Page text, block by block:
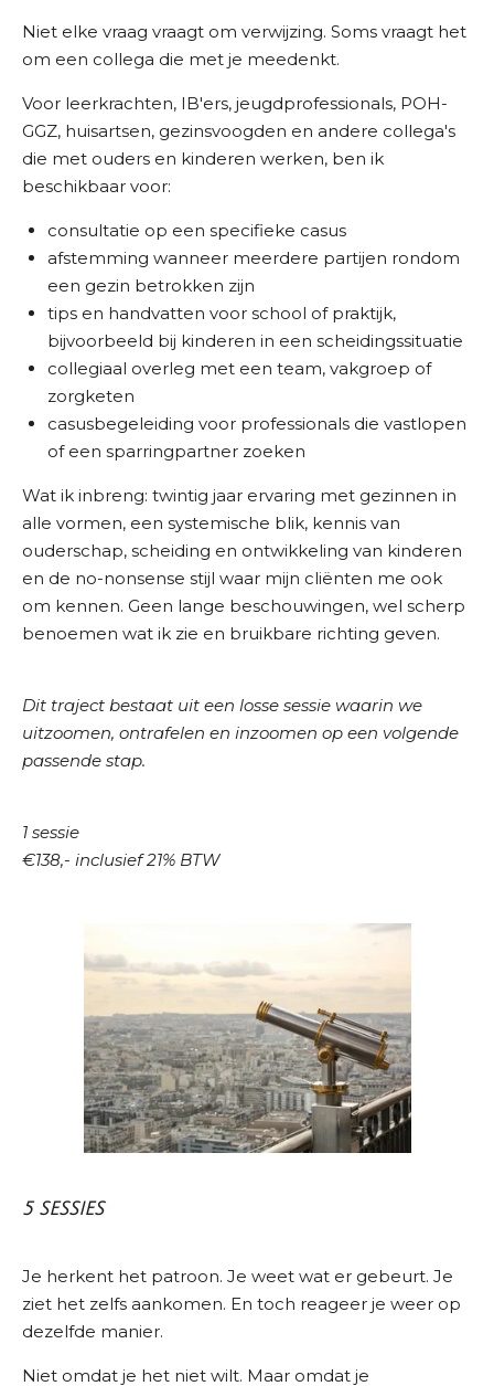
Niet elke vraag vraagt om verwijzing. Soms vraagt het
om een collega die met je meedenkt.
Voor leerkrachten, IB'ers, jeugdprofessionals, POH-
GGZ, huisartsen, gezinsvoogden en andere collega's
die met ouders en kinderen werken, ben ik
beschikbaar voor:
consultatie op een specifieke casus
afstemming wanneer meerdere partijen rondom
een gezin betrokken zijn
tips en handvatten voor school of praktijk,
bijvoorbeeld bij kinderen in een scheidingssituatie
collegiaal overleg met een team, vakgroep of
zorgketen
casusbegeleiding voor professionals die vastlopen
of een sparringpartner zoeken
Wat ik inbreng: twintig jaar ervaring met gezinnen in
alle vormen, een systemische blik, kennis van
ouderschap, scheiding en ontwikkeling van kinderen
en de no-nonsense stijl waar mijn cliënten me ook
om kennen. Geen lange beschouwingen, wel scherp
benoemen wat ik zie en bruikbare richting geven.
Dit traject bestaat uit een losse sessie waarin we
uitzoomen, ontrafelen en inzoomen op een volgende
passende stap.
1 sessie
€138,- inclusief 21% BTW
5 SESSIES
Je herkent het patroon. Je weet wat er gebeurt. Je
ziet het zelfs aankomen. En toch reageer je weer op
dezelfde manier.
Niet omdat je het niet wilt. Maar omdat je